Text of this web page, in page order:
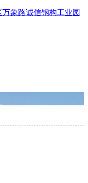
象路诚信钢构工业园